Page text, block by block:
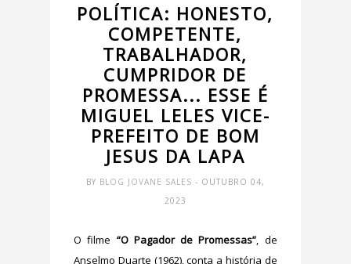
POLÍTICA: HONESTO,
COMPETENTE,
TRABALHADOR,
CUMPRIDOR DE
PROMESSA... ESSE É
MIGUEL LELES VICE-
PREFEITO DE BOM
JESUS DA LAPA
BY BLOG JOVANE SALES - OUTUBRO 04,
2023
O filme “O Pagador de Promessas” , de
Anselmo Duarte (1962), conta a história de